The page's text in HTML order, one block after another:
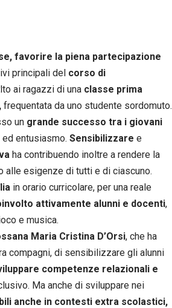
favorire la piena partecipazione
principali del corso di
ai ragazzi di una classe prima
frequentata da uno studente sordomuto.
un grande successo tra i giovani
entusiasmo. Sensibilizzare e
ha contribuendo inoltre a rendere la
alle esigenze di tutti e di ciascuno.
in orario curricolare, per una reale
attivamente alunni e docenti,
e musica.
Maria Cristina D’Orsi, che ha
compagni, di sensibilizzare gli alunni
competenze relazionali e
Ma anche di sviluppare nei
anche in contesti extra scolastici,